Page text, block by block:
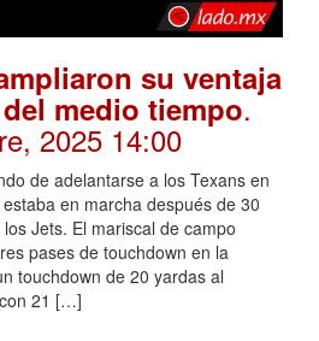
su ventaja
medio tiempo.
2025 14:00
de adelantarse a los Texans en
en marcha después de 30
Jets. El mariscal de campo
pases de touchdown en la
touchdown de 20 yardas al
21 […]